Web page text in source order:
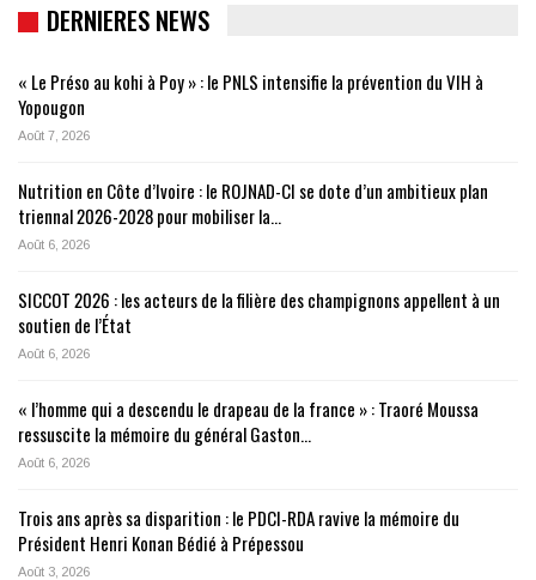
DERNIERES NEWS
« Le Préso au kohi à Poy » : le PNLS intensifie la prévention du VIH à
Yopougon
Août 7, 2026
Nutrition en Côte d’Ivoire : le ROJNAD-CI se dote d’un ambitieux plan
triennal 2026-2028 pour mobiliser la…
Août 6, 2026
SICCOT 2026 : les acteurs de la filière des champignons appellent à un
soutien de l’État
Août 6, 2026
« l’homme qui a descendu le drapeau de la france » : Traoré Moussa
ressuscite la mémoire du général Gaston…
Août 6, 2026
Trois ans après sa disparition : le PDCI-RDA ravive la mémoire du
Président Henri Konan Bédié à Prépessou
Août 3, 2026